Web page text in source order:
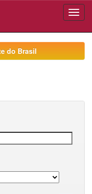
do Brasil